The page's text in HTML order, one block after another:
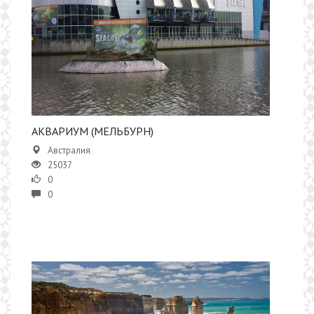
АКВАРИУМ (МЕЛЬБУРН)
Австралия
25037
0
0